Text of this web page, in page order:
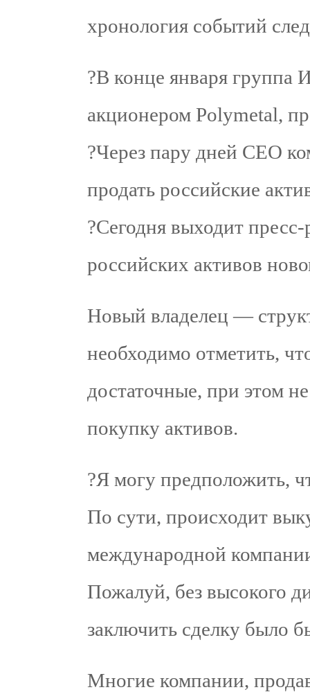
хронология событий
?В конце января группа
акционером Polymetal,
?Через пару дней CEO
продать российские
?Сегодня выходит
российских активов
Новый владелец —
необходимо отметить,
достаточные, при этом
покупку активов.
?Я могу предположить,
По сути, происходит
международной
Пожалуй, без высокого
заключить сделку было
Многие компании,